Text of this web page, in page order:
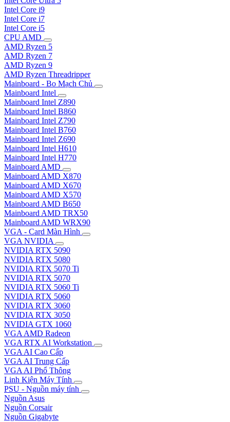
Intel Core i9
Intel Core i7
Intel Core i5
CPU AMD
AMD Ryzen 5
AMD Ryzen 7
AMD Ryzen 9
AMD Ryzen Threadripper
Mainboard - Bo Mạch Chủ
Mainboard Intel
Mainboard Intel Z890
Mainboard Intel B860
Mainboard Intel Z790
Mainboard Intel B760
Mainboard Intel Z690
Mainboard Intel H610
Mainboard Intel H770
Mainboard AMD
Mainboard AMD X870
Mainboard AMD X670
Mainboard AMD X570
Mainboard AMD B650
Mainboard AMD TRX50
Mainboard AMD WRX90
VGA - Card Màn Hình
VGA NVIDIA
NVIDIA RTX 5090
NVIDIA RTX 5080
NVIDIA RTX 5070 Ti
NVIDIA RTX 5070
NVIDIA RTX 5060 Ti
NVIDIA RTX 5060
NVIDIA RTX 3060
NVIDIA RTX 3050
NVIDIA GTX 1060
VGA AMD Radeon
VGA RTX AI Workstation
VGA AI Cao Cấp
VGA AI Trung Cấp
VGA AI Phổ Thông
Linh Kiện Máy Tính
PSU - Nguồn máy tính
Nguồn Asus
Nguồn Corsair
Nguồn Gigabyte